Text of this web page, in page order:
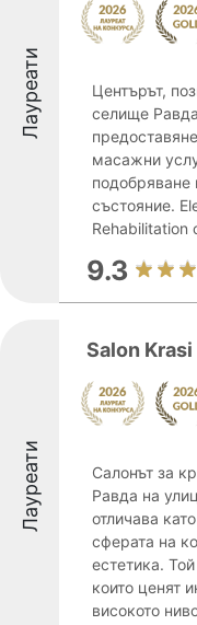
Лауреати
Центърът,
селище
масажни
подобряване
състояние.
Rehabilitation
9.3
Лауреати
Salon
Салонът за
Равда на
отличава
сферата на
естетика.
които ценят
високото